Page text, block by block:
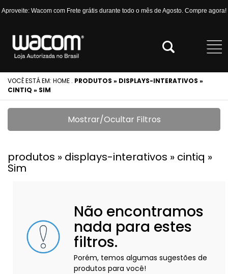
Aproveite: Wacom com Frete grátis durante todo o mês de Agosto. Compre agora!
VOCÊ ESTÁ EM: HOME . PRODUTOS » DISPLAYS-INTERATIVOS »
CINTIQ » SIM
Mostrar/Ocultar Filtros
produtos » displays-interativos » cintiq »
Sim
Não encontramos
nada para estes
filtros.
Porém, temos algumas sugestões de
produtos para você!